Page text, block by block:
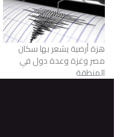
هزة أرضية يشعر بها سكان
مصر وغزة وعدة دول في
المنطقة